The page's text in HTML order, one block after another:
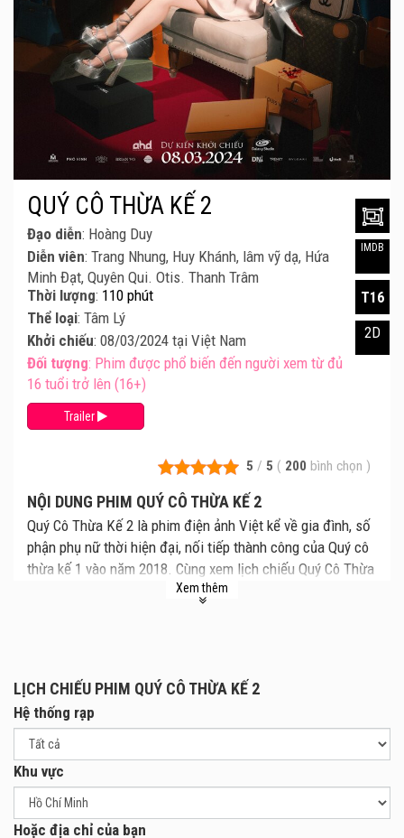
5 / 5 ( 200 bình chọn )
NỘI DUNG PHIM QUÝ CÔ THỪA KẾ 2
Quý Cô Thừa Kế 2 là phim điện ảnh Việt kể về gia đình, số
phận phụ nữ thời hiện đại, nối tiếp thành công của Quý cô
thừa kế 1 vào năm 2018. Cùng xem lịch chiếu Quý Cô Thừa
Kế 2 mới nhất, giá vé Quý Cô Thừa Kế 2 chi tiết tại rạp.
Minh (Huy Khánh thủ vai), Hải Đường (Trang Nhung thủ vai)
và con gái Kim (Quyên Quy Thủ vai). Cuộc sống gia đình
tưởng êm đềm cho đến khi biến cố xảy ra. Hải Đường
không chịu nổi tính cách áp đặt ngày càng thô bạo của Cao
Minh. Cộng với việc, Cao Minh thất hứa trong việc đưa Kim
đi du học khiến con gái bỏ nhà ra đi.
Ra ngoài, Kim phải đối mặt với rất nhiều khó khăn như bị
Xem thêm
QUÝ CÔ THỪA KẾ 2
Đạo diễn: Hoàng Duy
Diễn viên: Trang Nhung, Huy Khánh, lâm vỹ dạ, Hứa
Minh Đạt, Quyên Qui. Otis. Thanh Trâm
Thời lượng: 110 phút
Thể loại: Tâm Lý
Khởi chiếu: 08/03/2024 tại Việt Nam
Đối tượng: Phim được phổ biến đến người xem từ đủ
16 tuổi trở lên (16+)
Trailer
IMDB
T16
2D
LỊCH CHIẾU PHIM QUÝ CÔ THỪA KẾ 2
Hệ thống rạp
Khu vực
Hoặc địa chỉ của bạn